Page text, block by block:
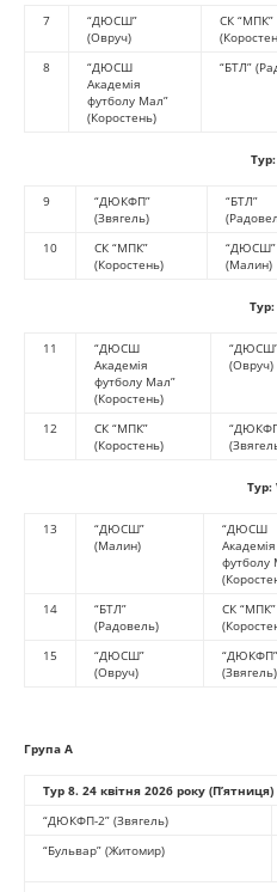
7
“ДЮСШ”
(Овруч)
СК “МПК”
8
“ДЮСШ
Академія
футболу Мал”
(Коростень)
“БТЛ”
Тур:
9
“ДЮКФП”
(Звягель)
“БТЛ”
10
СК “МПК”
(Коростень)
“ДЮСШ”
(Малин)
Тур:
11
“ДЮСШ
Академія
футболу Мал”
(Коростень)
(Овруч)
12
СК “МПК”
(Коростень)
Тур:
13
“ДЮСШ”
(Малин)
“ДЮСШ
Академія
футболу
14
“БТЛ”
(Радовель)
СК “МПК”
15
“ДЮСШ”
(Овруч)
“ДЮКФП”
(Звягель)
Група А
Тур 8. 24 квітня 2026 року (П’ятниця)
“ДЮКФП-2” (Звягель)
“Бульвар” (Житомир)